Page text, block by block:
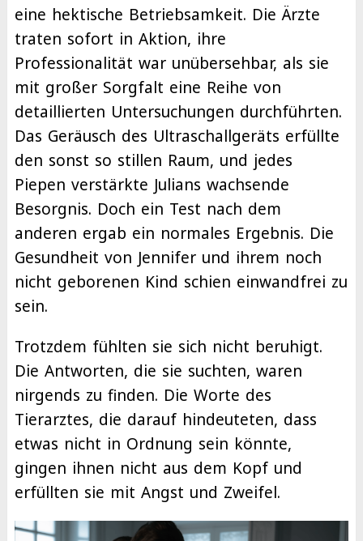
eine hektische Betriebsamkeit. Die Ärzte
traten sofort in Aktion, ihre
Professionalität war unübersehbar, als sie
mit großer Sorgfalt eine Reihe von
detaillierten Untersuchungen durchführten.
Das Geräusch des Ultraschallgeräts erfüllte
den sonst so stillen Raum, und jedes
Piepen verstärkte Julians wachsende
Besorgnis. Doch ein Test nach dem
anderen ergab ein normales Ergebnis. Die
Gesundheit von Jennifer und ihrem noch
nicht geborenen Kind schien einwandfrei zu
sein.
Trotzdem fühlten sie sich nicht beruhigt.
Die Antworten, die sie suchten, waren
nirgends zu finden. Die Worte des
Tierarztes, die darauf hindeuteten, dass
etwas nicht in Ordnung sein könnte,
gingen ihnen nicht aus dem Kopf und
erfüllten sie mit Angst und Zweifel.